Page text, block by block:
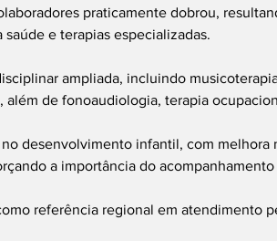
praticamente dobrou,
e terapias especializadas.
ampliada, incluindo
de fonoaudiologia, terapia
desenvolvimento infantil, com melhora
a importância do
referência regional em atendimento